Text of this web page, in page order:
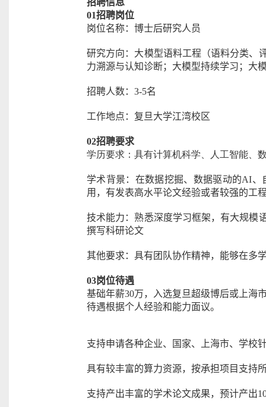
招聘信息
01招聘岗位
岗位名称：博士后研究人员
研究方向：大模型语料工程（语料分类、
力溯源与认知诊断；大模型持续学习；大
招聘人数：3-5名
工作地点：复旦大学江湾校区
02招聘要求
学历要求：具有计算机科学、人工智能、
学术背景：在数据挖掘、数据驱动的AI、
用，有发表高水平论文经验或者较强的工
技术能力：熟悉深度学习框架，有大规模
撰写科研论文
其他要求：具有团队协作精神，能够在多
03岗位待遇
基础年薪30万，入选复旦超级博后或上海
待遇根据个人经验和能力面议。
支持申请各种企业、国家、上海市、学校
具有较丰富的算力资源，按承担项目支持
支持产出丰富的学术论文成果，预计产出